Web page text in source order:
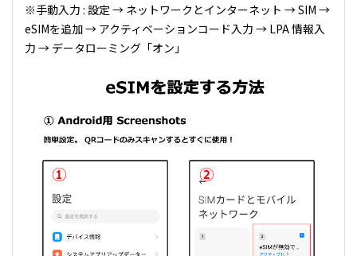
※手動入力 : 設定 → ネットワークとインターネット → SIM →
eSIMを追加 → アクティベーションコード入力 → LPA 情報入
力 → データローミング「オン」